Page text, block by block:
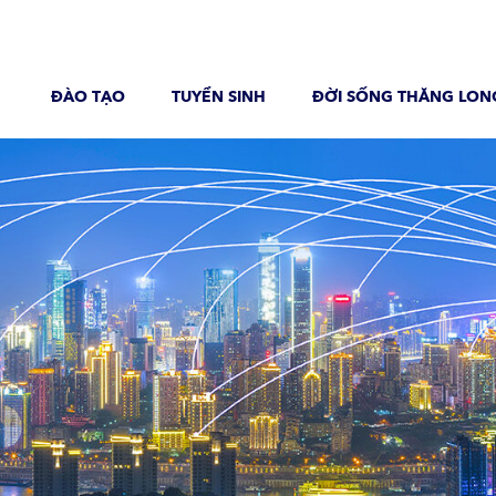
ĐÀO TẠO TUYỂN SINH ĐỜI SỐNG THĂNG